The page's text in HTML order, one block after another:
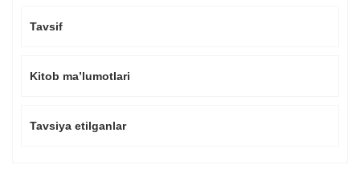
Tavsif
Kitob ma’lumotlari
Tavsiya etilganlar